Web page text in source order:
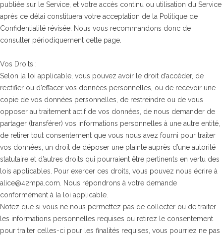
publiée sur le Service, et votre accès continu ou utilisation du Service
après ce délai constituera votre acceptation de la Politique de
Confidentialité révisée. Nous vous recommandons donc de
consulter périodiquement cette page.
Vos Droits :
Selon la loi applicable, vous pouvez avoir le droit d’accéder, de
rectifier ou d’effacer vos données personnelles, ou de recevoir une
copie de vos données personnelles, de restreindre ou de vous
opposer au traitement actif de vos données, de nous demander de
partager (transférer) vos informations personnelles à une autre entité,
de retirer tout consentement que vous nous avez fourni pour traiter
vos données, un droit de déposer une plainte auprès d’une autorité
statutaire et d’autres droits qui pourraient être pertinents en vertu des
lois applicables. Pour exercer ces droits, vous pouvez nous écrire à
alice@42mpa.com. Nous répondrons à votre demande
conformément à la loi applicable.
Notez que si vous ne nous permettez pas de collecter ou de traiter
les informations personnelles requises ou retirez le consentement
pour traiter celles-ci pour les finalités requises, vous pourriez ne pas